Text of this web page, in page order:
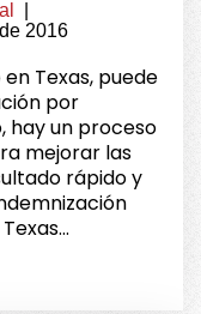
2016
Texas, puede
por
hay un proceso
mejorar las
rápido y